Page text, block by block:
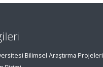
Bilimsel Araştırma Projeleri